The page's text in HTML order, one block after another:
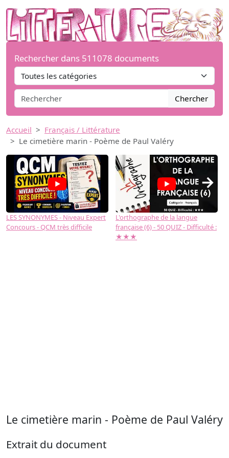
Rechercher dans 511078 documents
Chercher
Accueil
Français / Littérature
Le cimetière marin - Poème de Paul Valéry
LES SYNONYMES - Niveau Expert
Concours - QCM très difficile
L'orthographe de la langue
française (6) - 50 QUIZ - Difficulté :
★★★
→
Le cimetière marin - Poème de Paul Valéry
Extrait du document